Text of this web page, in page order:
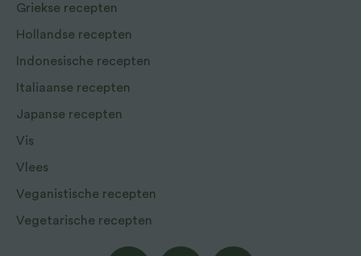
Griekse recepten
Hollandse recepten
Indonesische recepten
Italiaanse recepten
Japanse recepten
Vis
Vlees
Veganistische recepten
Vegetarische recepten